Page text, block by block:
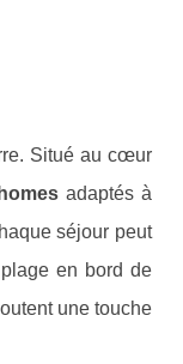
Situé au cœur
adaptés à
séjour peut
en bord de
une touche